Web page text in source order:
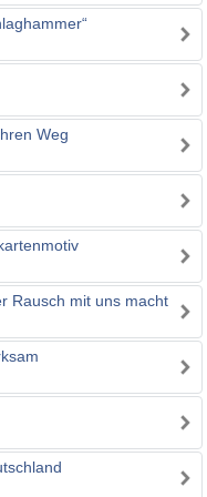
Weg
Rausch mit uns macht